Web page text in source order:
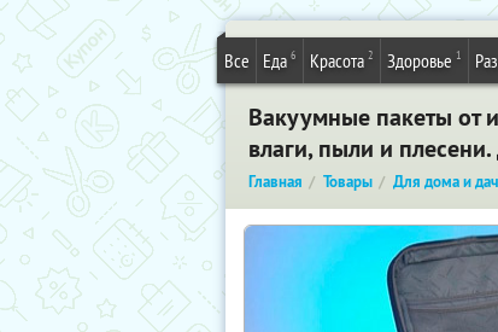
Все Еда 6 Красота 2 Здоровье 1
Вакуумные пакеты от
влаги, пыли и
Главная Товары Для дома и